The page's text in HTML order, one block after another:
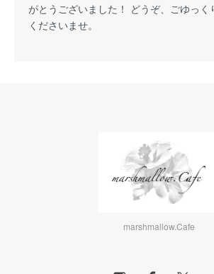
がとうございました！ どうぞ、ごゆっ
くださいませ。
marshmallow.Cafe